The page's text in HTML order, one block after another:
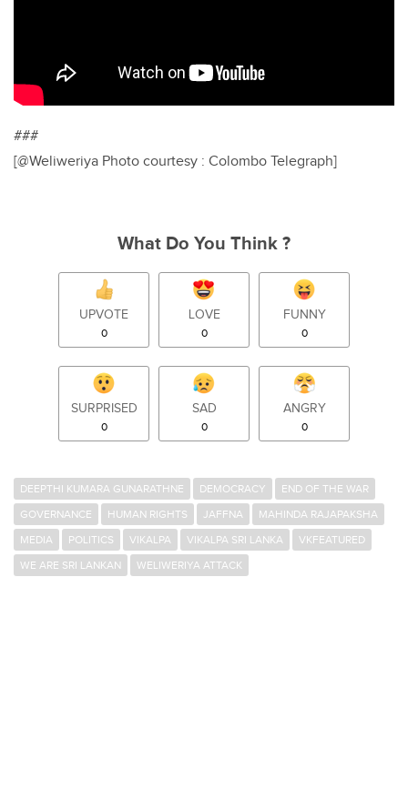
###
[@Weliweriya Photo courtesy : Colombo Telegraph]
What Do You Think ?
UPVOTE
0
LOVE
0
FUNNY
0
SURPRISED
0
SAD
0
ANGRY
0
DEEPTHI KUMARA GUNARATHNE DEMOCRACY
END OF THE WAR
GOVERNANCE
HUMAN RIGHTS JAFFNA
MAHINDA RAJAPAKSHA
MEDIA
POLITICS VIKALPA VIKALPA SRI LANKA
VKFEATURED
WE ARE SRI LANKAN
WELIWERIYA ATTACK